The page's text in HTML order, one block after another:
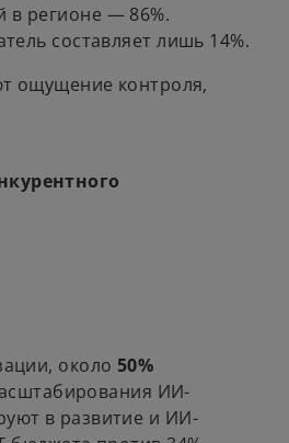
в регионе — 86%.
составляет лишь 14%.
ощущение контроля,
около 50%
ИИ-
в развитие и ИИ-